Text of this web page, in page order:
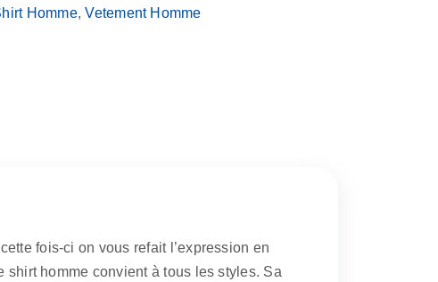
Homme,Vetement Homme
fois-ci on vous refait l’expression en
shirt homme convient à tous les styles. Sa